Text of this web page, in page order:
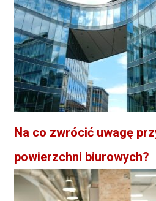
Na co zwrócić uwagę
powierzchni biurowych?